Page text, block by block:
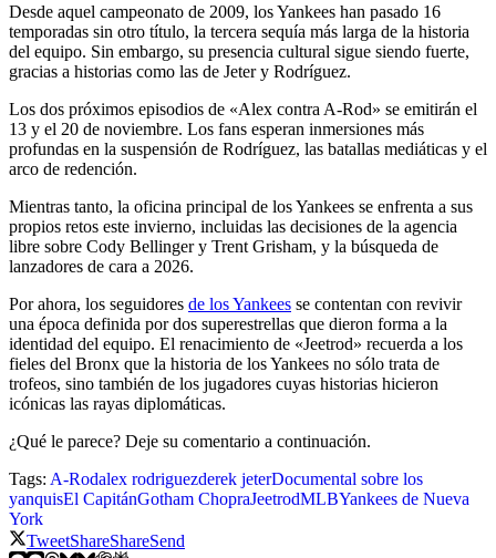
Desde aquel campeonato de 2009, los Yankees han pasado 16
temporadas sin otro título, la tercera sequía más larga de la historia
del equipo. Sin embargo, su presencia cultural sigue siendo fuerte,
gracias a historias como las de Jeter y Rodríguez.
Los dos próximos episodios de «Alex contra A-Rod» se emitirán el
13 y el 20 de noviembre. Los fans esperan inmersiones más
profundas en la suspensión de Rodríguez, las batallas mediáticas y el
arco de redención.
Mientras tanto, la oficina principal de los Yankees se enfrenta a sus
propios retos este invierno, incluidas las decisiones de la agencia
libre sobre Cody Bellinger y Trent Grisham, y la búsqueda de
lanzadores de cara a 2026.
Por ahora, los seguidores de los Yankees se contentan con revivir
una época definida por dos superestrellas que dieron forma a la
identidad del equipo. El renacimiento de «Jeetrod» recuerda a los
fieles del Bronx que la historia de los Yankees no sólo trata de
trofeos, sino también de los jugadores cuyas historias hicieron
icónicas las rayas diplomáticas.
¿Qué le parece? Deje su comentario a continuación.
Tags: A-Rodalex rodriguezderek jeterDocumental sobre los
yanquisEl CapitánGotham ChopraJeetrodMLBYankees de Nueva
York
TweetShareShareSend